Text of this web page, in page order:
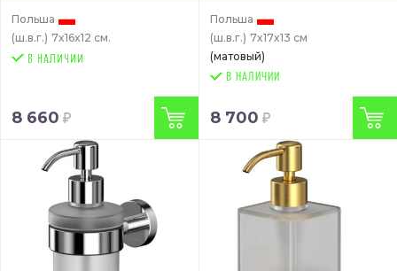
Польша
(ш.в.г.) 7x16x12 см.
8 660
Польша
(ш.в.г.) 7x17x13 см
(матовый)
В НАЛИЧИИ
8 700